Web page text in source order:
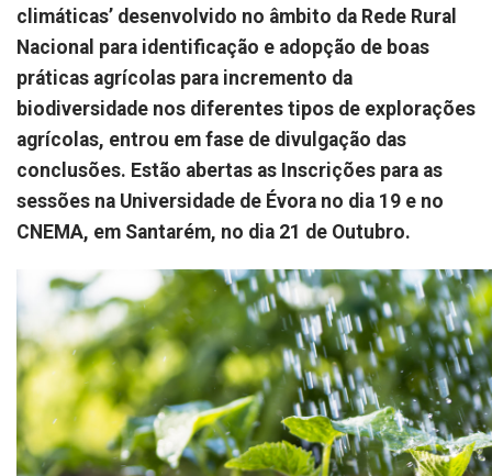
climáticas’ desenvolvido no âmbito da Rede Rural
Nacional para identificação e adopção de boas
práticas agrícolas para incremento da
biodiversidade nos diferentes tipos de explorações
agrícolas, entrou em fase de divulgação das
conclusões. Estão abertas as Inscrições para as
sessões na Universidade de Évora no dia 19 e no
CNEMA, em Santarém, no dia 21 de Outubro.